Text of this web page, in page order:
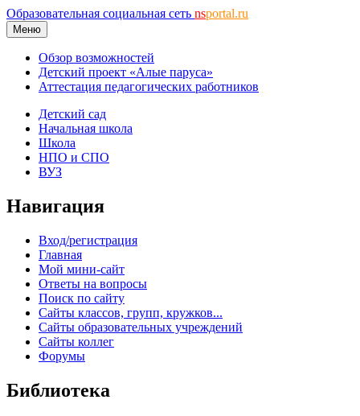
Образовательная социальная сеть nsportal.ru
Меню
Обзор возможностей
Детский проект «Алые паруса»
Аттестация педагогических работников
Детский сад
Начальная школа
Школа
НПО и СПО
ВУЗ
Навигация
Вход/регистрация
Главная
Мой мини-сайт
Ответы на вопросы
Поиск по сайту
Сайты классов, групп, кружков...
Сайты образовательных учреждений
Сайты коллег
Форумы
Библиотека